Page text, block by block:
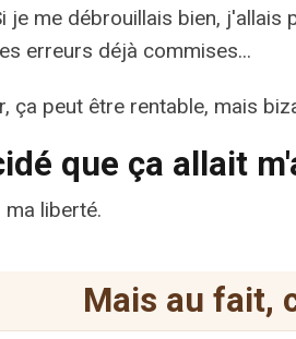
je me débrouillais bien,
erreurs déjà commises...
ça peut être rentable, mais
que ça allait
liberté.
Mais au fait,